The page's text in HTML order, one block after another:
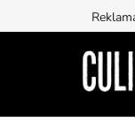
na